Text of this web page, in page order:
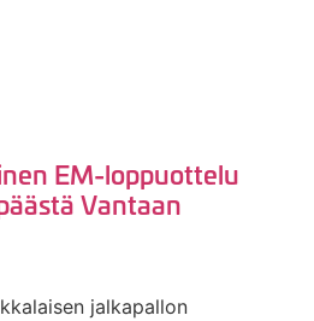
EM-loppuottelu
Vantaan
jalkapallon